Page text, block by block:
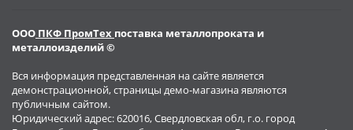
колебаниям температур;
- установка люверсов;
ООО ПКФ ПромТех поставка металлопроката и
металлоизделий ©
Вся информация представленная на сайте является
демонстрационной, страницы демо-магазина являются
публичным сайтом.
Юридический адрес: 620016, Свердловская обл, г.о. город